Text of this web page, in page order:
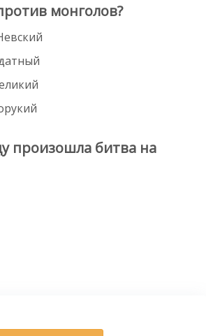
монголов?
произошла битва на